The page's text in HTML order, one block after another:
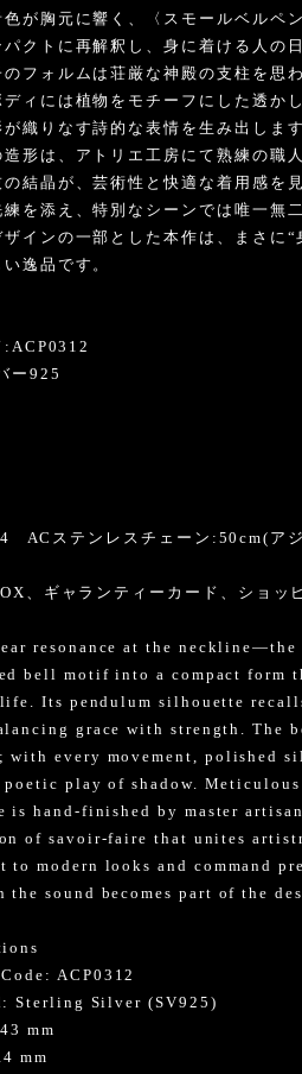
が胸元に響く、〈スモールベルペ
パクトに再解釈し、身に着ける人の
フォルムは荘厳な神殿の支柱を思
ィには植物をモチーフにした透か
織りなす詩的な表情を生み出しま
造形は、アトリエ工房にて熟練の職
結晶が、芸術性と快適な着用感を
を添え、特別なシーンでは唯一無
インの一部とした本作は、まさに
逸品です。
:ACP0312
ー925
ACステンレスチェーン:50cm(ア
、ギャランティーカード、ショッ
resonance at the
bell motif into a compact form
Its pendulum silhouette
grace with strength. The
with every movement, polished
poetic play of shadow.
is hand-finished by master
of savoir-faire that unites
to modern looks and command
the sound becomes part of the
ACP0312
Sterling Silver (SV925)
mm
mm